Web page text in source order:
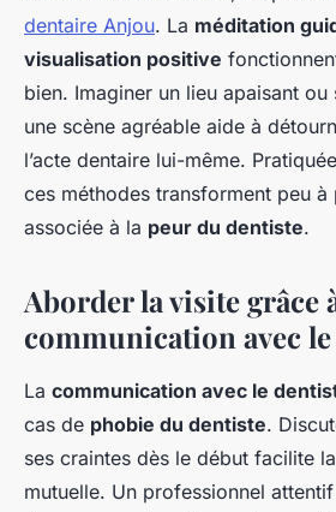
dentaire Anjou. La méditation
visualisation positive
bien. Imaginer un lieu apaisant
une scène agréable aide à
l’acte dentaire lui-même.
ces méthodes transforment peu
associée à la peur du dentiste.
Aborder la visite grâce
communication avec
La communication avec le
cas de phobie du dentiste.
ses craintes dès le début facilite
mutuelle. Un professionnel